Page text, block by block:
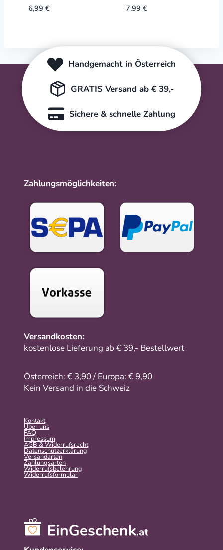
6,99 € 7,99 €
Handgemacht in Österreich
GRATIS Versand ab € 39,-
Sichere & schnelle Zahlung
Zahlungsmöglichkeiten:
Versandkosten:
kostenlose Lieferung ab € 39,- Bestellwert
Österreich: € 3,90 / Europa: € 9,90
Kein Versand in die Schweiz
Kontakt
Über uns
FAQ
Impressum
AGB & Widerrufsrecht
Datenschutzerklärung
Versandarten
Zahlungsarten
Widerrufsbelehrung
Widerrufs­formular